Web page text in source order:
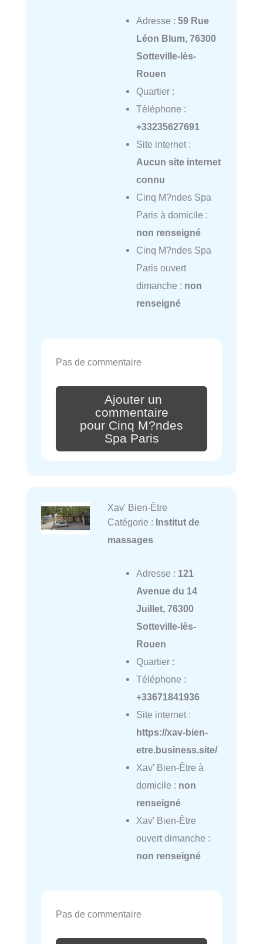
Adresse : 59 Rue
Léon Blum, 76300
Sotteville-lès-
Rouen
Quartier :
Téléphone :
+33235627691
Site internet :
Aucun site internet
connu
Cinq M?ndes Spa
Paris à domicile :
non renseigné
Cinq M?ndes Spa
Paris ouvert
dimanche : non
renseigné
Pas de commentaire
Ajouter un
commentaire
pour Cinq M?ndes
Spa Paris
Xav' Bien-Être
Catégorie : Institut de
massages
Adresse : 121
Avenue du 14
Juillet, 76300
Sotteville-lès-
Rouen
Quartier :
Téléphone :
+33671841936
Site internet :
https://xav-bien-
etre.business.site/
Xav' Bien-Être à
domicile : non
renseigné
Xav' Bien-Être
ouvert dimanche :
non renseigné
Pas de commentaire